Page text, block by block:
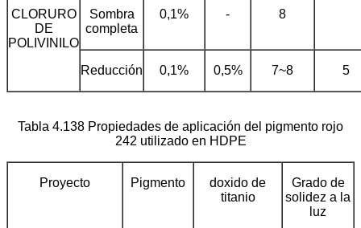
CLORURO
DE
POLIVINILO
Sombra
completa
0,1% - 8
Reducción 0,1% 0,5% 7~8 5
Tabla 4.138 Propiedades de aplicación del pigmento rojo
242 utilizado en HDPE
Proyecto Pigmento
doxido de
titanio
Grado de
solidez a la
luz